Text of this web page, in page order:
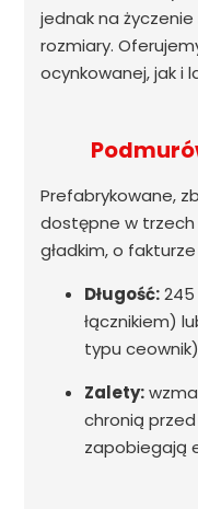
jednak na
rozmiary.
ocynkowanej, jak i
Prefabrykowane,
dostępne w
gładkim, o
Długość:245
łącznikiem)
typu ceownik)
Zalety:
chronią
zapobiegają